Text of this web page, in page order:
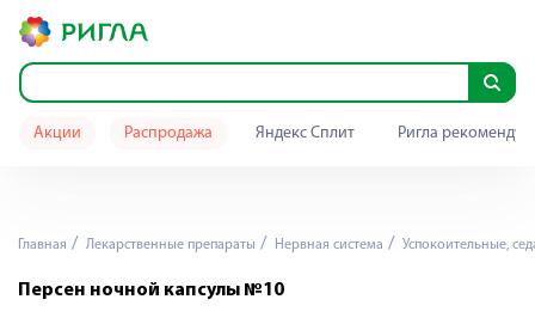
Акции Распродажа Яндекс Сплит Ригла
Главная Лекарственные препараты Нервная система Успокоительные,
Персен ночной капсулы №10